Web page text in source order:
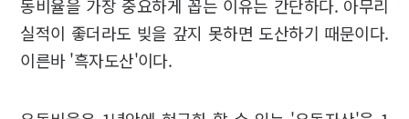
동비율을 가장 중요하게 꼽는 이유는 간단하다. 아무리
실적이 좋더라도 빚을 갚지 못하면 도산하기 때문이다.
이른바 '흑자도산'이다.